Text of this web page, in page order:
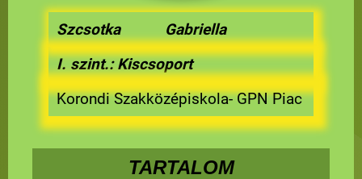
Szcsotka Gabriella
I. szint.: Kiscsoport
Korondi Szakközépiskola- GPN Piac
TARTALOM